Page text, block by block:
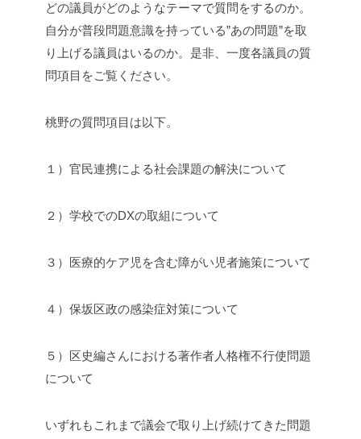
どの議員がどのようなテーマで質問をするのか。
自分が普段問題意識を持っている”あの問題”を取
り上げる議員はいるのか。是非、一度各議員の質
問項目をご覧ください。
桃野の質問項目は以下。
１）官民連携による社会課題の解決について
２）学校でのDXの取組について
３）医療的ケア児を含む障がい児者施策について
４）保坂区政の感染症対策について
５）区史編さんにおける著作者人格権不行使問題
について
いずれもこれまで議会で取り上げ続けてきた問題